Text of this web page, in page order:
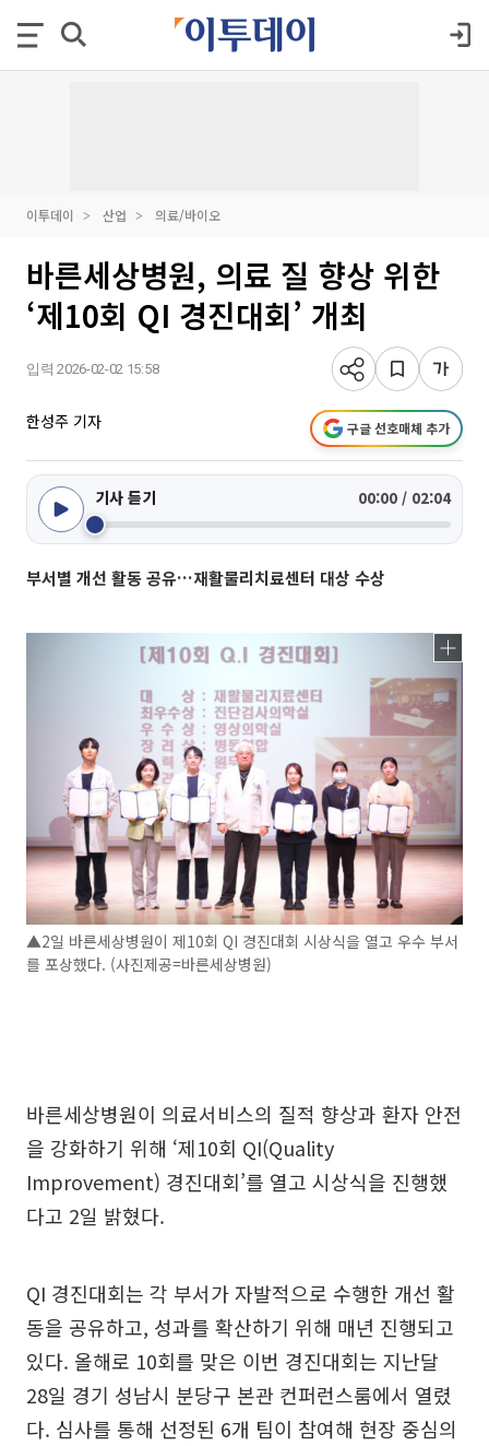
이투데이 산업 의료/바이오
바른세상병원, 의료 질 향상 위한
‘제10회 QI 경진대회’ 개최
입력 2026-02-02 15:58
한성주 기자 구글 선호매체 추가
기사 듣기 00:00 / 02:04
부서별 개선 활동 공유…재활물리치료센터 대상 수상
▲2일 바른세상병원이 제10회 QI 경진대회 시상식을 열고 우수 부서
를 포상했다. (사진제공=바른세상병원)
바른세상병원이 의료서비스의 질적 향상과 환자 안전
을 강화하기 위해 ‘제10회 QI(Quality
Improvement) 경진대회’를 열고 시상식을 진행했
다고 2일 밝혔다.
QI 경진대회는 각 부서가 자발적으로 수행한 개선 활
동을 공유하고, 성과를 확산하기 위해 매년 진행되고
있다. 올해로 10회를 맞은 이번 경진대회는 지난달
28일 경기 성남시 분당구 본관 컨퍼런스룸에서 열렸
다. 심사를 통해 선정된 6개 팀이 참여해 현장 중심의